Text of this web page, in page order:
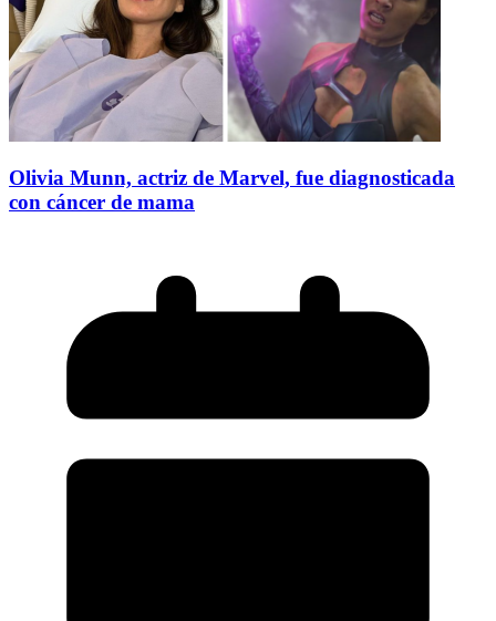
Olivia Munn, actriz de Marvel, fue diagnosticada
con cáncer de mama